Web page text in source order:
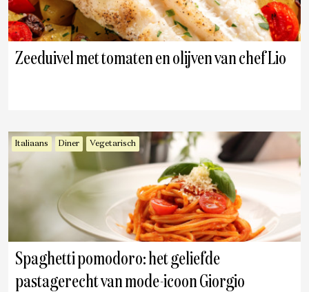
Zeeduivel met tomaten en olijven van chef Lio
Italiaans Diner Vegetarisch
Spaghetti pomodoro: het geliefde
pastagerecht van mode-icoon Giorgio